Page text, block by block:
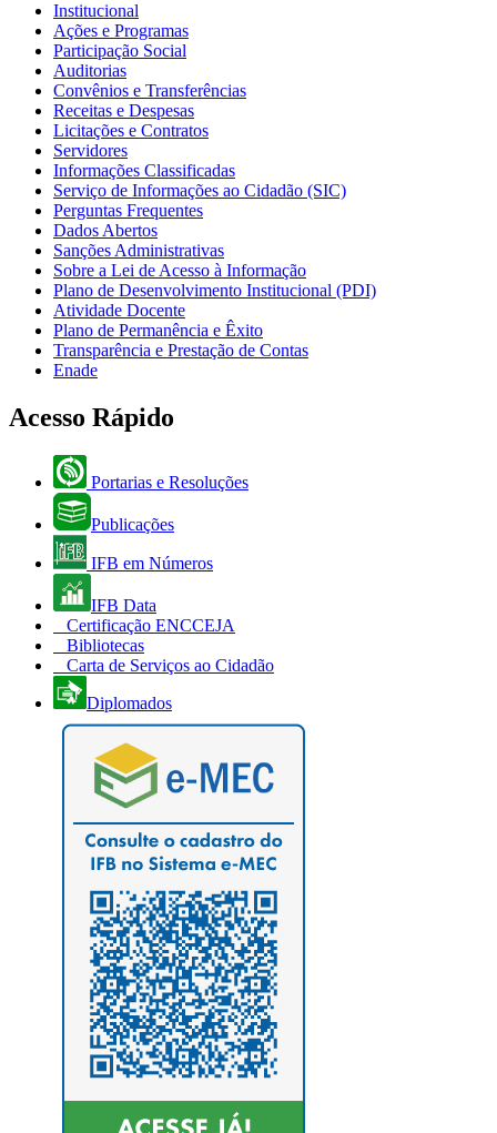
Institucional
Ações e Programas
Participação Social
Auditorias
Convênios e Transferências
Receitas e Despesas
Licitações e Contratos
Servidores
Informações Classificadas
Serviço de Informações ao Cidadão (SIC)
Perguntas Frequentes
Dados Abertos
Sanções Administrativas
Sobre a Lei de Acesso à Informação
Plano de Desenvolvimento Institucional (PDI)
Atividade Docente
Plano de Permanência e Êxito
Transparência e Prestação de Contas
Enade
Acesso Rápido
Portarias e Resoluções
Publicações
IFB em Números
IFB Data
Certificação ENCCEJA
Bibliotecas
Carta de Serviços ao Cidadão
Diplomados